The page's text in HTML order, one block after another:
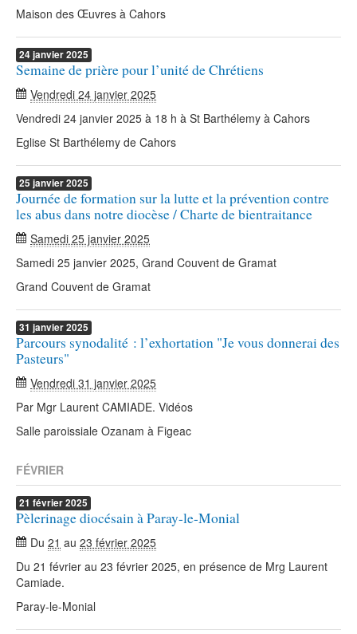
Maison des Œuvres à Cahors
24janvier2025
Semaine de prière pour l’unité de Chrétiens
Vendredi 24 janvier 2025
Vendredi 24 janvier 2025 à 18 h à St Barthélemy à Cahors
Eglise St Barthélemy de Cahors
25 janvier2025
Journée de formation sur la lutte et la prévention contre
les abus dans notre diocèse / Charte de bientraitance
Samedi 25 janvier 2025
Samedi 25 janvier 2025, Grand Couvent de Gramat
Grand Couvent de Gramat
31 janvier2025
Parcours synodalité : l’exhortation "Je vous donnerai des
Pasteurs"
Vendredi 31 janvier 2025
Par Mgr Laurent CAMIADE. Vidéos
Salle paroissiale Ozanam à Figeac
FÉVRIER
21 février2025
Pèlerinage diocésain à Paray-le-Monial
Du 21 au 23 février 2025
Du 21 février au 23 février 2025, en présence de Mrg Laurent
Camiade.
Paray-le-Monial